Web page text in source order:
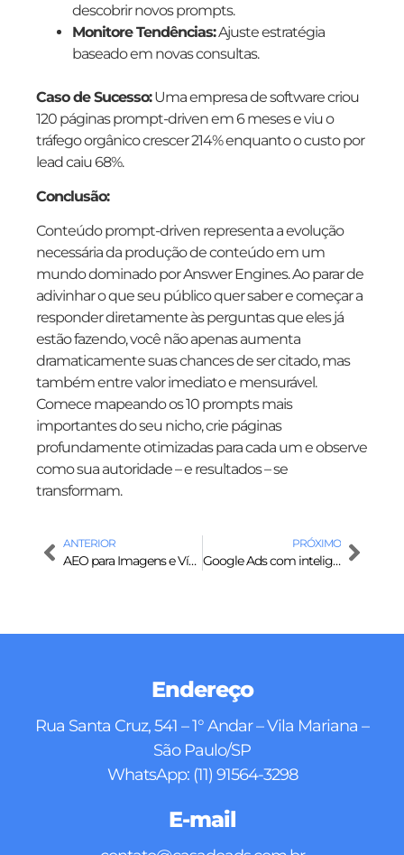
descobrir novos prompts.
Monitore Tendências:Ajuste estratégia
baseado em novas consultas.
Caso de Sucesso:Uma empresa de software criou
120 páginas prompt-driven em 6 meses e viu o
tráfego orgânico crescer 214% enquanto o custo por
lead caiu 68%.
Conclusão:
Conteúdo prompt-driven representa a evolução
necessária da produção de conteúdo em um
mundo dominado por Answer Engines. Ao parar de
adivinhar o que seu público quer saber e começar a
responder diretamente às perguntas que eles já
estão fazendo, você não apenas aumenta
dramaticamente suas chances de ser citado, mas
também entre valor imediato e mensurável.
Comece mapeando os 10 prompts mais
importantes do seu nicho, crie páginas
profundamente otimizadas para cada um e observe
como sua autoridade – e resultados – se
transformam.
ANTERIOR
AEO para Imagens e Vídeos: Como ser Citado em Resultados Visuais do ChatGPT e Google Gemini
PRÓXIMO
Google Ads com inteligência artificial: o que mudou de verdade e o que continua igual
Endereço
Rua Santa Cruz, 541 – 1° Andar – Vila Mariana –
São Paulo/SP
WhatsApp: (11) 91564-3298
E-mail